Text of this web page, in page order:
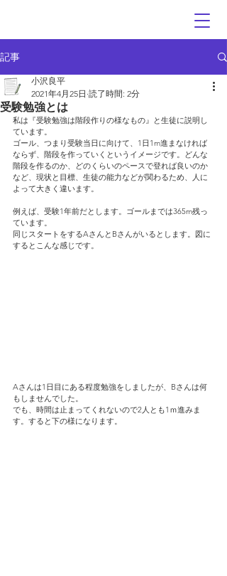
記事
受験勉強とは
小沢良平
2021年4月25日 読了時間: 2分
私は『受験勉強は階段作りの様なもの』と生徒に説明し
ています。
ゴール、つまり受験当日に向けて、1日1m進まなければ
ならず、階段を作っていくというイメージです。どんな
階段を作るのか、どのくらいのペースで登れば良いのか
など、現状と目標、生徒の能力などが関わるため、人に
よって大きく違います。
例えば、受験1年前だとします。ゴールまでは365m残っ
ています。
同じスタートをするAさんとBさんがいるとします。図に
するとこんな感じです。
Aさんは1日目にある程度勉強をしましたが、Bさんは何
もしませんでした。
でも、時間は止まってくれないので2人とも1ｍ進みま
す。すると下の様になります。